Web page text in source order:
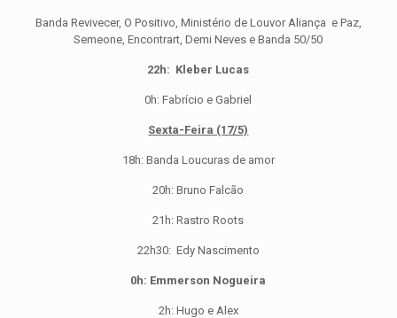
Banda Revivecer, O Positivo, Ministério de Louvor Aliança e Paz,
Semeone, Encontrart, Demi Neves e Banda 50/50
22h: Kleber Lucas
0h: Fabrício e Gabriel
Sexta-Feira (17/5)
18h: Banda Loucuras de amor
20h: Bruno Falcão
21h: Rastro Roots
22h30: Edy Nascimento
0h: Emmerson Nogueira
2h: Hugo e Alex